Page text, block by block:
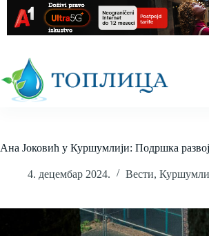
content
Ана Јоковић у Куршумлији: Подршка
4. децембар 2024. Вести,